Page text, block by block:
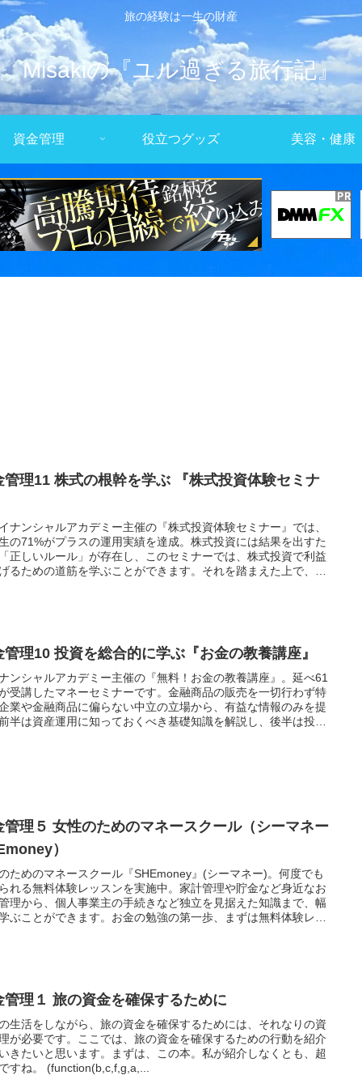
旅の経験は一生の財産
Misakiの『ユル過ぎる旅行記』
資金管理 役立つグッズ 美容・健康
管理11 株式の根幹を学ぶ 『株式投資体験セミナ
ナンシャルアカデミー主催の『株式投資体験セミナー』では、
の71%がプラスの運用実績を達成。株式投資には結果を出すた
正しいルール」が存在し、このセミナーでは、株式投資で利益
るための道筋を学ぶことができます。それを踏まえた上で、プ
管理10 投資を総合的に学ぶ『お金の教養講座』
ンシャルアカデミー主催の『無料！お金の教養講座』。延べ61
受講したマネーセミナーです。金融商品の販売を一切行わず特
業や金融商品に偏らない中立の立場から、有益な情報のみを提
半は資産運用に知っておくべき基礎知識を解説し、後半は投資
管理５ 女性のためのマネースクール（シーマネー
）
ためのマネースクール『SHEmoney』(シーマネー)。何度でも
れる無料体験レッスンを実施中。家計管理や貯金など身近なお
理から、個人事業主の手続きなど独立を見据えた知識まで、幅
ぶことができます。お金の勉強の第一歩、まずは無料体験レッ
管理１ 旅の資金を確保するために
生活をしながら、旅の資金を確保するためには、それなりの資
が必要です。ここでは、旅の資金を確保するための行動を紹介
きたいと思います。まずは、この本。私が紹介しなくとも、超
すね。 (function(b,c,f,g,a,...